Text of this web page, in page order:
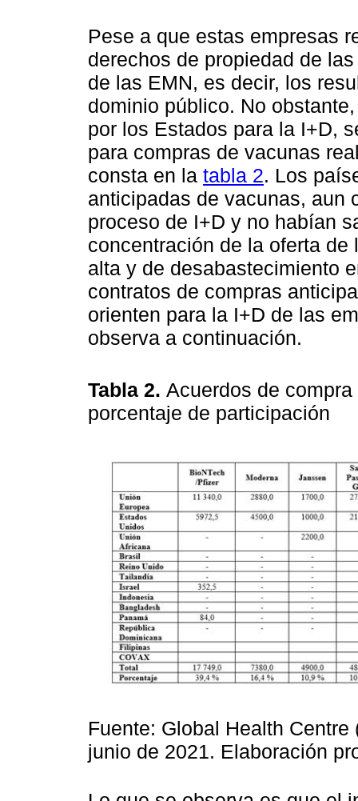
Pese a que estas empresas
derechos de propiedad de
de las EMN, es decir, los
dominio público. No
por los Estados para la I+D,
para compras de vacunas
consta en la tabla 2. Los
anticipadas de vacunas, aun
proceso de I+D y no habían
concentración de la oferta
alta y de desabastecimiento
contratos de compras
orienten para la I+D de las
observa a continuación.
Tabla 2. Acuerdos de
porcentaje de participación
Fuente: Global Health
junio de 2021. Elaboración